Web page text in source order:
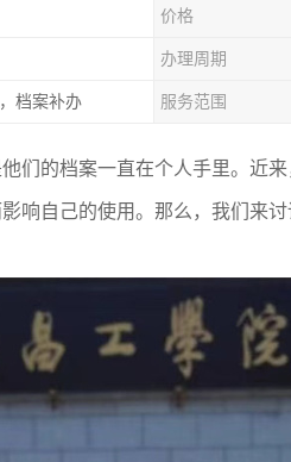
价格
办理周期
档案补办 服务范围
们的档案一直在个人手里。近
响自己的使用。那么，我们来